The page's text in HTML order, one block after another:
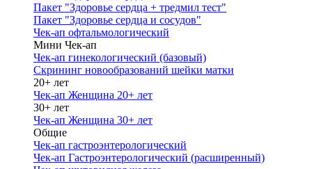
Пакет "Здоровье сердца + тредмил тест"
Пакет "Здоровье сердца и сосудов"
Чек-ап офтальмологический
Мини Чек-ап
Чек-ап гинекологический (базовый)
Скрининг новообразований шейки матки
20+ лет
Чек-ап Женщина 20+ лет
30+ лет
Чек-ап Женщина 30+ лет
Общие
Чек-ап гастроэнтерологический
Чек-ап Гастроэнтерологический (расширенный)